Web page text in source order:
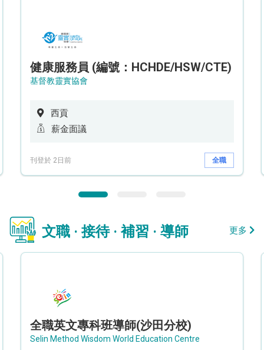
健康服務員 (編號：HCHDE/HSW/CTE)
基督教靈實協會
西貢
薪金面議
刊登於 2日前 全職
文職 · 接待 · 補習 · 導師 更多
全職英文專科班導師(沙田分校)
Selin Method Wisdom World Education Centre